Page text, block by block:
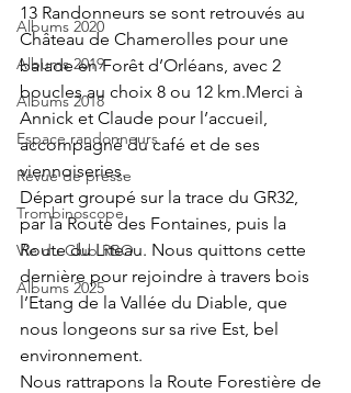
Albums 2020
Albums 2019
Albums 2018
Espace randonneurs
Revue de presse
Trombinoscope
Vie du Club RBO
Albums 2025
13 Randonneurs se sont retrouvés au
Château de Chamerolles pour une
balade en Forêt d’Orléans, avec 2
boucles au choix 8 ou 12 km.Merci à
Annick et Claude pour l’accueil,
accompagné du café et de ses
viennoiseries.
Départ groupé sur la trace du GR32,
par la Route des Fontaines, puis la
Route du Liteau. Nous quittons cette
dernière pour rejoindre à travers bois
l’Etang de la Vallée du Diable, que
nous longeons sur sa rive Est, bel
environnement.
Nous rattrapons la Route Forestière de